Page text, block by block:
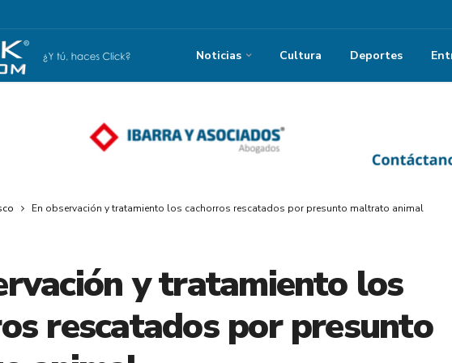
Noticias Cultura Deportes
En observación y tratamiento los cachorros rescatados por presunto maltrato animal
y tratamiento los
rescatados por presunto